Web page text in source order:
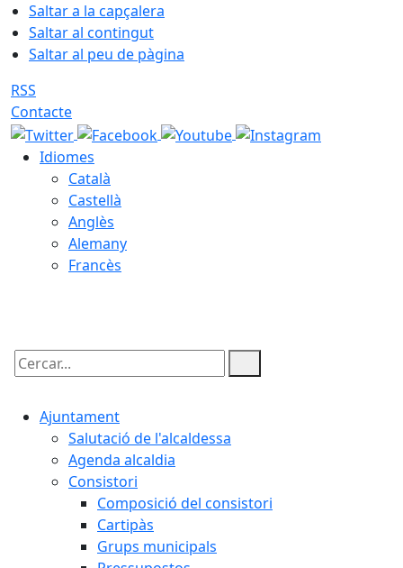
Saltar a la capçalera
Saltar al contingut
Saltar al peu de pàgina
RSS
Contacte
Idiomes
Català
Castellà
Anglès
Alemany
Francès
Cercar:
Ajuntament
Salutació de l'alcaldessa
Agenda alcaldia
Consistori
Composició del consistori
Cartipàs
Grups municipals